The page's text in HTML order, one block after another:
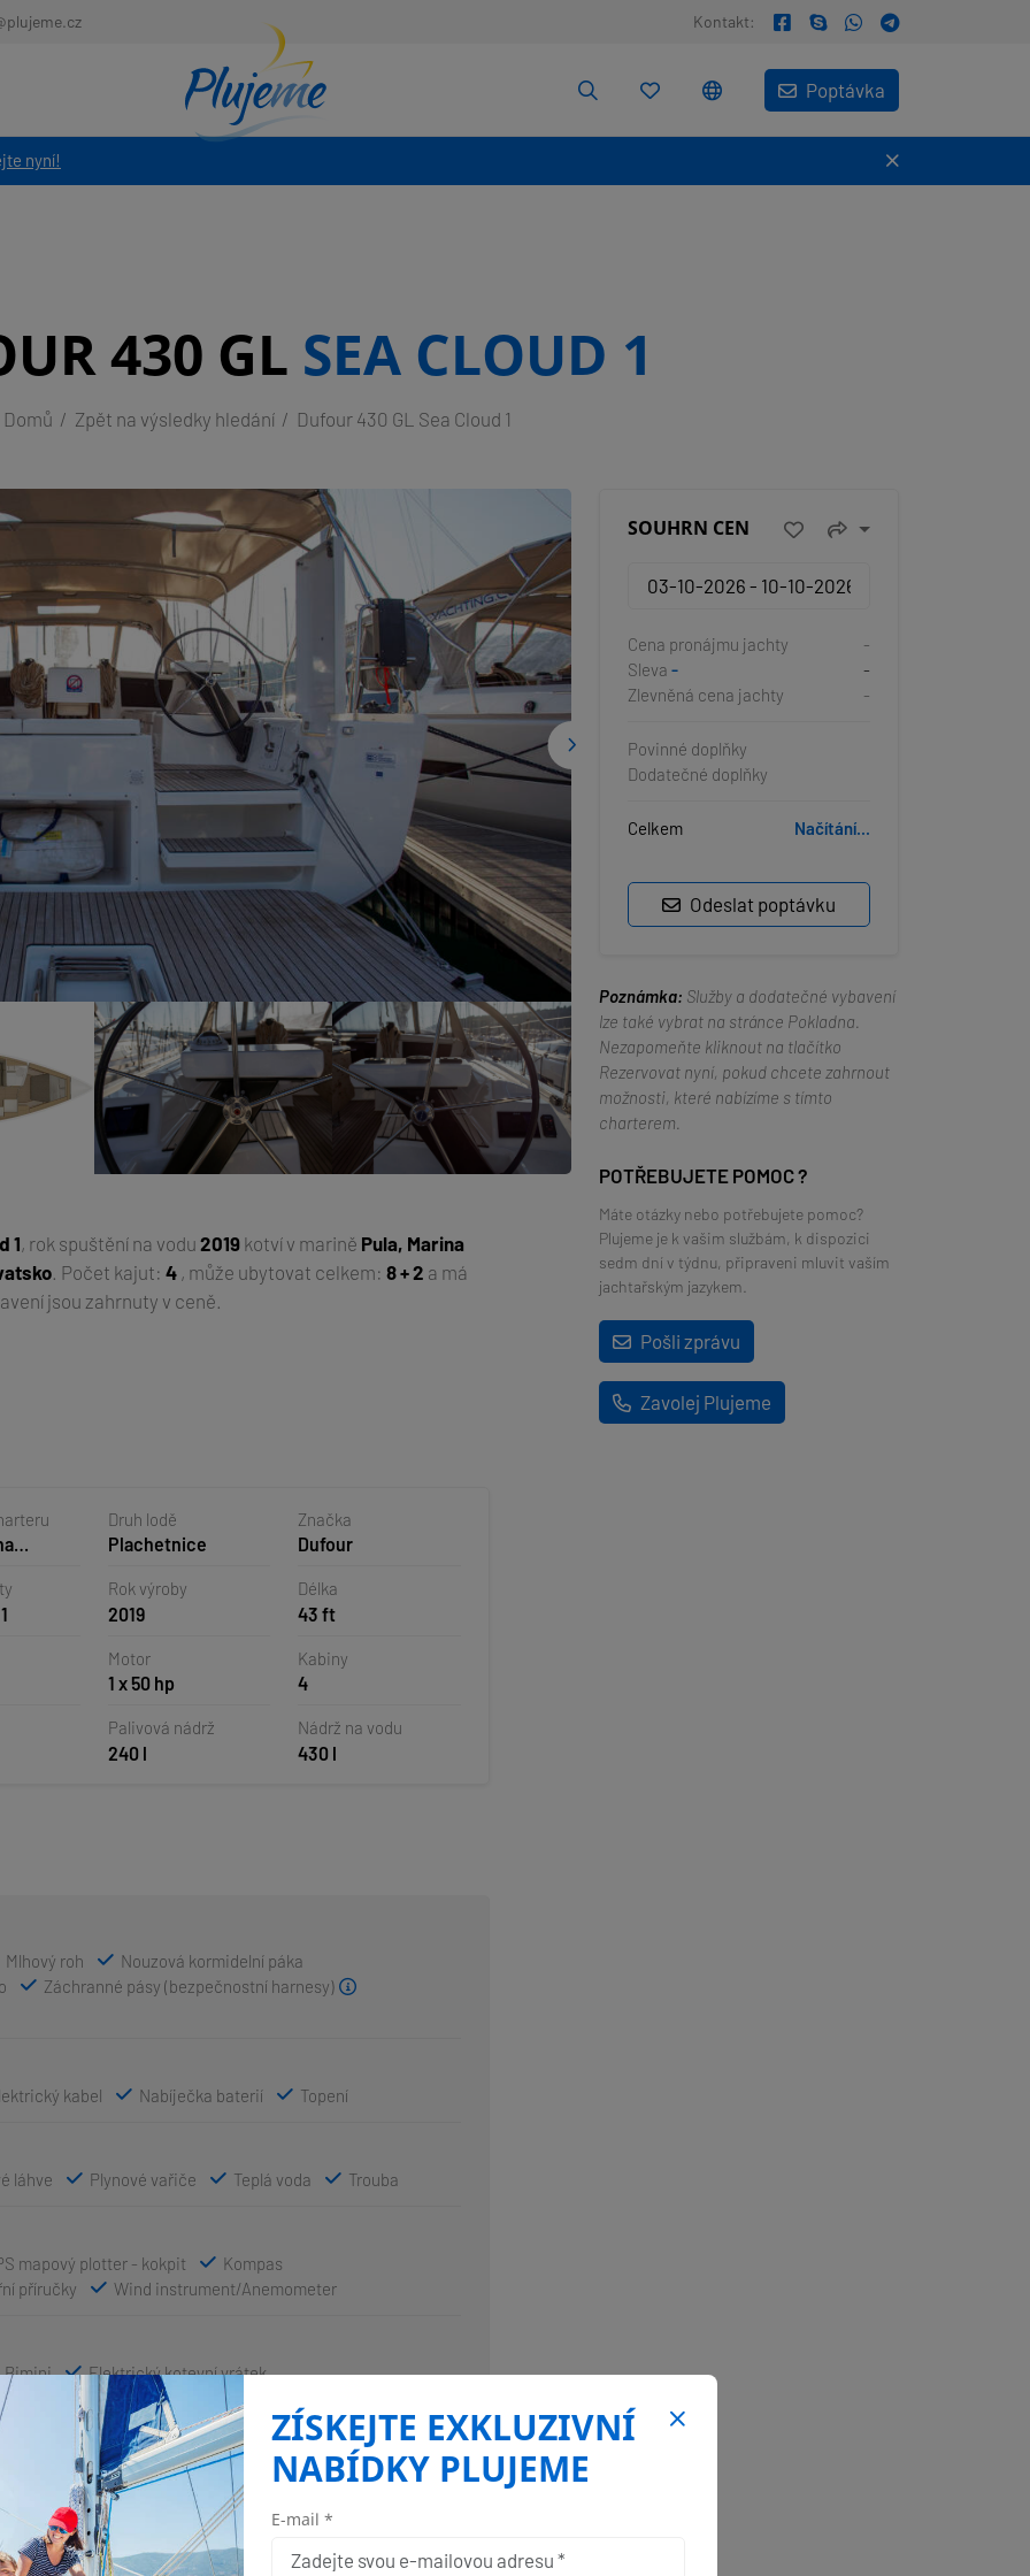
nyní!
Kontakt:
Poptávka
430 GL SEA CLOUD 1
Domů Zpět na výsledky hledání Dufour 430 GL Sea Cloud 1
1, rok spuštění na vodu2019 kotví v marině Pula, Marina
. Počet kajut:4 , může ubytovat celkem:8 + 2 a má
jsou zahrnuty v ceně.
Druh lodě
Plachetnice
Značka
Dufour
Rok výroby
2019
Délka
43 ft
Motor
1 x 50 hp
Kabiny
4
Palivová nádrž
240 l
Nádrž na vodu
430 l
Mlhový roh
Nouzová kormidelní páka
Záchranné pásy (bezpečnostní harnesy)
kabel Nabíječka baterií Topení
láhve Plynové vařiče Teplá voda Trouba
mapový plotter - kokpit
Kompas
příručky
Wind instrument/Anemometer
Bimini
Elektrický kotevní vrátek
člun Sprayhood
SOUHRN CEN
Cena pronájmu jachty
-
Sleva -
-
Zlevněná cena jachty
-
Povinné doplňky
Dodatečné doplňky
Celkem Načítání...
Odeslat poptávku
Poznámka: Služby a dodatečné vybavení
lze také vybrat na stránce Pokladna.
Nezapomeňte kliknout na tlačítko
Rezervovat nyní, pokud chcete zahrnout
možnosti, které nabízíme s tímto
charterem.
POTŘEBUJETE POMOC ?
Máte otázky nebo potřebujete pomoc?
Plujeme je k vašim službám, k dispozici
sedm dní v týdnu, připraveni mluvit vaším
jachtařským jazykem.
Pošli zprávu
Zavolej Plujeme
ZÍSKEJTE EXKLUZIVNÍ
NABÍDKY PLUJEME
E-mail *